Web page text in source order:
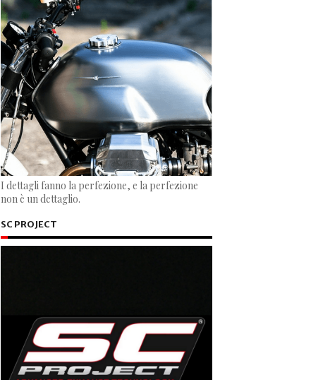
I dettagli fanno la perfezione, e la perfezione
non è un dettaglio.
SC PROJECT